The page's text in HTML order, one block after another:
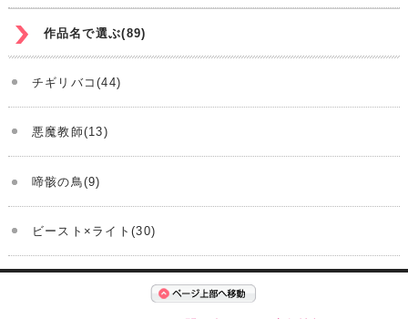
作品名で選ぶ(89)
チギリバコ(44)
悪魔教師(13)
啼骸の鳥(9)
ビースト×ライト(30)